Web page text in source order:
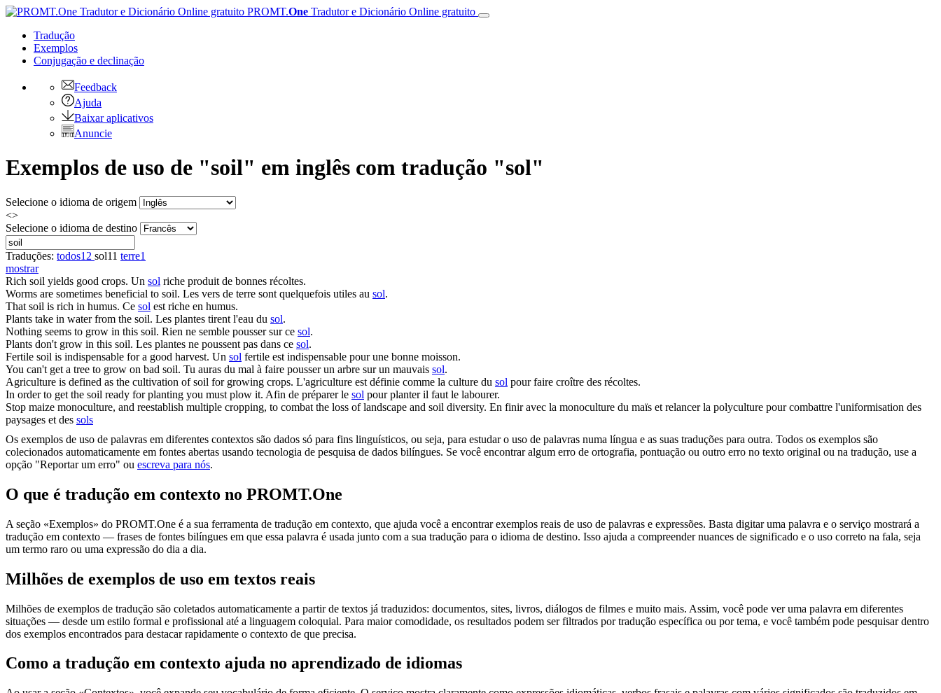
PROMT.One Tradutor e Dicionário Online gratuito
Tradução
Exemplos
Conjugação e declinação
Feedback
Ajuda
Baixar aplicativos
Anuncie
Exemplos de uso de "soil" em inglês com tradução "sol"
Selecione o idioma de origem
<>
Selecione o idioma de destino
Traduções: todos12 sol11 terre1
mostrar
Rich soil yields good crops. Un sol riche produit de bonnes récoltes.
Worms are sometimes beneficial to soil. Les vers de terre sont quelquefois utiles au sol.
That soil is rich in humus. Ce sol est riche en humus.
Plants take in water from the soil. Les plantes tirent l'eau du sol.
Nothing seems to grow in this soil. Rien ne semble pousser sur ce sol.
Plants don't grow in this soil. Les plantes ne poussent pas dans ce sol.
Fertile soil is indispensable for a good harvest. Un sol fertile est indispensable pour une bonne moisson.
You can't get a tree to grow on bad soil. Tu auras du mal à faire pousser un arbre sur un mauvais sol.
Agriculture is defined as the cultivation ofsoil for growing crops. L'agriculture est définie comme la culture du sol pour faire croître des récoltes.
In order to get the soil ready for planting you must plow it. Afin de préparer le sol pour planter il faut le labourer.
Stop maize monoculture, and reestablish multiple cropping, to combat the loss of landscape and soil diversity. En finir avec la monoculture du maïs et relancer la polyculture pour combattre l'uniformisation des
paysages et des sols
Os exemplos de uso de palavras em diferentes contextos são dados só para fins linguísticos, ou seja, para estudar o uso de palavras numa língua e as suas traduções para outra. Todos os exemplos são
colecionados automaticamente em fontes abertas usando tecnologia de pesquisa de dados bilíngues. Se você encontrar algum erro de ortografia, pontuação ou outro erro no texto original ou na tradução, use a
opção "Reportar um erro" ou escreva para nós.
O que é tradução em contexto no PROMT.One
A seção «Exemplos» do PROMT.One é a sua ferramenta de tradução em contexto, que ajuda você a encontrar exemplos reais de uso de palavras e expressões. Basta digitar uma palavra e o serviço mostrará a
tradução em contexto — frases de fontes bilíngues em que essa palavra é usada junto com a sua tradução para o idioma de destino. Isso ajuda a compreender nuances de significado e o uso correto na fala, seja
um termo raro ou uma expressão do dia a dia.
Milhões de exemplos de uso em textos reais
Milhões de exemplos de tradução são coletados automaticamente a partir de textos já traduzidos: documentos, sites, livros, diálogos de filmes e muito mais. Assim, você pode ver uma palavra em diferentes
situações — desde um estilo formal e profissional até a linguagem coloquial. Para maior comodidade, os resultados podem ser filtrados por tradução específica ou por tema, e você também pode pesquisar dentro
dos exemplos encontrados para destacar rapidamente o contexto de que precisa.
Como a tradução em contexto ajuda no aprendizado de idiomas